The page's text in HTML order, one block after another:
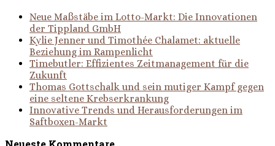
Neue Maßstäbe im Lotto-Markt: Die Innovationen
der Tippland GmbH
Kylie Jenner und Timothée Chalamet: aktuelle
Beziehung im Rampenlicht
Timebutler: Effizientes Zeitmanagement für die
Zukunft
Thomas Gottschalk und sein mutiger Kampf gegen
eine seltene Krebserkrankung
Innovative Trends und Herausforderungen im
Saftboxen-Markt